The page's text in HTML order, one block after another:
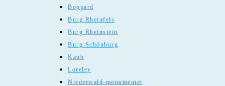
Boppard
Burg Rheinfels
Burg Rheinstein
Burg Schönburg
Kaub
Loreley
Niederwald-monumentet